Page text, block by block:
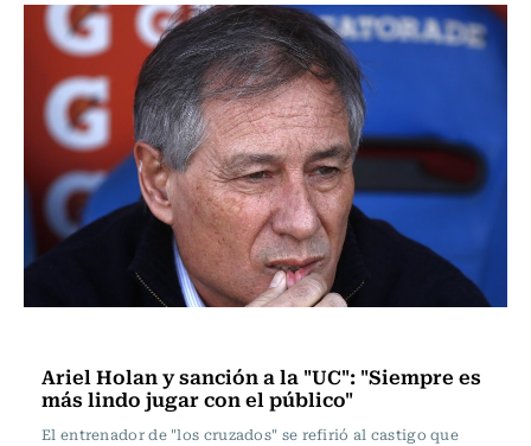
Ariel Holan y sanción a la "UC": "Siempre es
más lindo jugar con el público"
El entrenador de "los cruzados" se refirió al castigo que